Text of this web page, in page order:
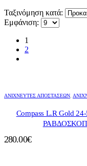
Ταξινόμηση κατά:
Εμφάνιση:
1
2
ΑΝΙΧΝΕΥΤΕΣ ΑΠΟΣΤΑΣΕΩΝ
Compass L.R Gold
280.00€